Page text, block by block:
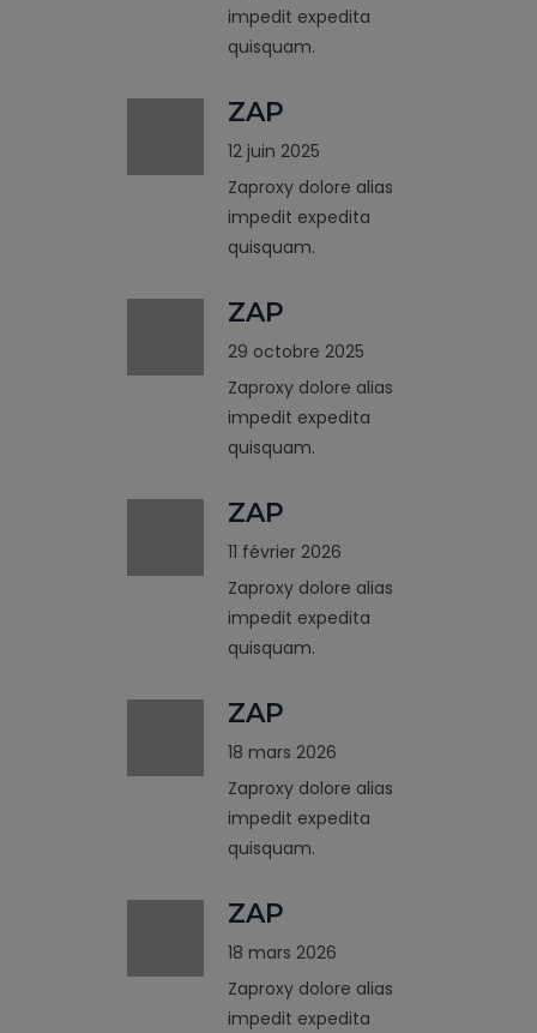
impedit expedita
quisquam.
ZAP
12 juin 2025
Zaproxy dolore alias
impedit expedita
quisquam.
ZAP
29 octobre 2025
Zaproxy dolore alias
impedit expedita
quisquam.
ZAP
11 février 2026
Zaproxy dolore alias
impedit expedita
quisquam.
ZAP
18 mars 2026
Zaproxy dolore alias
impedit expedita
quisquam.
ZAP
18 mars 2026
Zaproxy dolore alias
impedit expedita